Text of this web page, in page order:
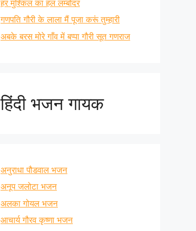
हर मुश्किल का हल लम्बोदर
गणपति गौरी के लाला मैं पूजा करूं तुम्हारी
अबके बरस मोरे गाँव में बप्पा गौरी सूत गणराज
हिंदी भजन गायक
अनुराधा पौडवाल भजन
अनूप जलोटा भजन
अलका गोयल भजन
आचार्य गौरव कृष्णा भजन